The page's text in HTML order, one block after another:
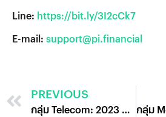
Line: https://bit.ly/3I2cCk7
E-mail: support@pi.financial
PREVIOUS
กลุ่ม Telecom: 2023 ปีแห่งการฟื้นตัว